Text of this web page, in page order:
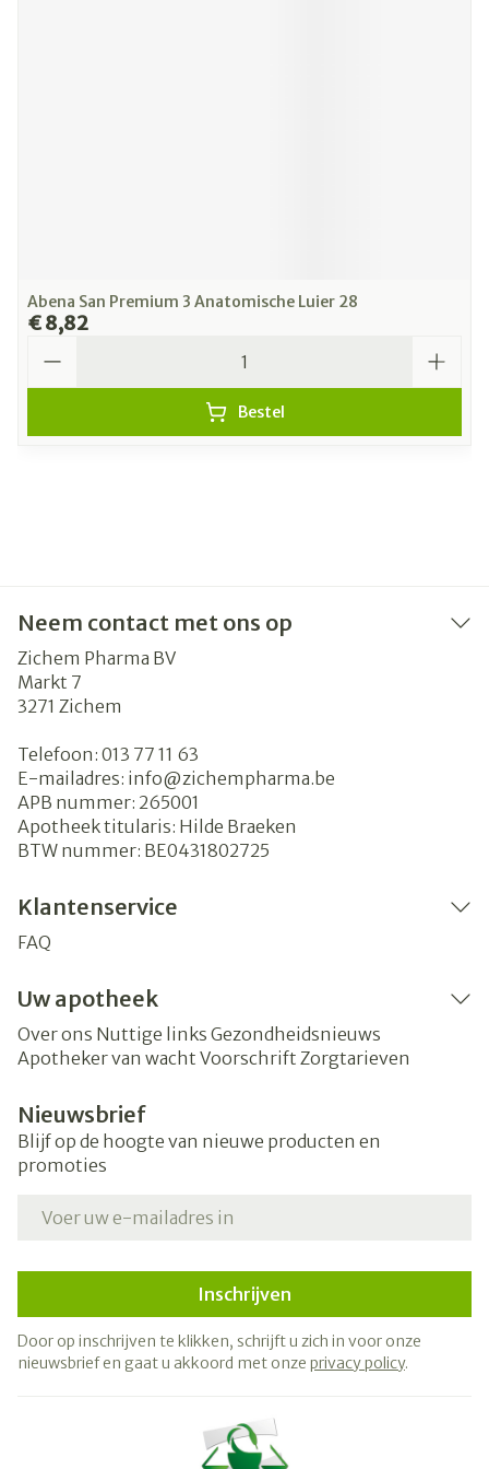
Abena San Premium 3 Anatomische Luier 28
€ 8,82
Bestel
Neem contact met ons op
Zichem Pharma BV
Markt 7
3271 Zichem
Telefoon: 013 77 11 63
E-mailadres: info@zichempharma.be
APB nummer: 265001
Apotheek titularis: Hilde Braeken
BTW nummer: BE0431802725
Klantenservice
FAQ
Uw apotheek
Over ons Nuttige links Gezondheidsnieuws
Apotheker van wacht Voorschrift Zorgtarieven
Nieuwsbrief
Blijf op de hoogte van nieuwe producten en
promoties
Inschrijven
Door op inschrijven te klikken, schrijft u zich in voor onze
nieuwsbrief en gaat u akkoord met onze privacy policy.